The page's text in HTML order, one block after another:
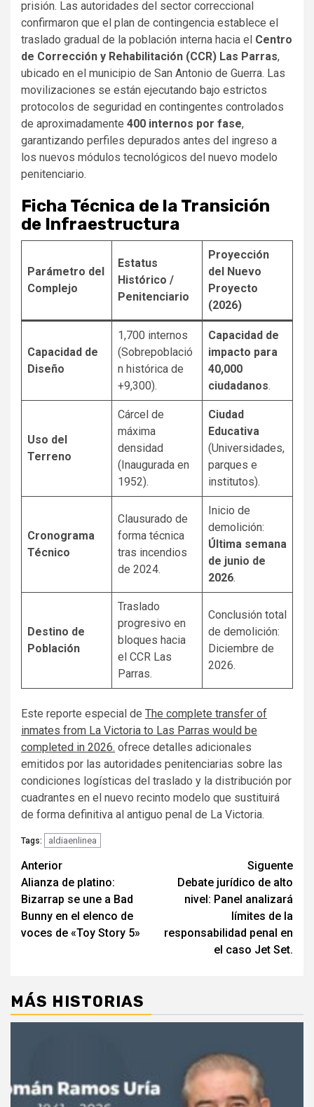
prisión. Las autoridades del sector correccional
confirmaron que el plan de contingencia establece el
traslado gradual de la población interna hacia el Centro
de Corrección y Rehabilitación (CCR) Las Parras,
ubicado en el municipio de San Antonio de Guerra. Las
movilizaciones se están ejecutando bajo estrictos
protocolos de seguridad en contingentes controlados
de aproximadamente 400 internos por fase,
garantizando perfiles depurados antes del ingreso a
los nuevos módulos tecnológicos del nuevo modelo
penitenciario.
Ficha Técnica de la Transición
de Infraestructura
Parámetro del
Complejo
Estatus
Histórico /
Penitenciario
Proyección
del Nuevo
Proyecto
(2026)
Capacidad de
Diseño
1,700 internos
(Sobrepoblació
n histórica de
+9,300).
Capacidad de
impacto para
40,000
ciudadanos.
Uso del
Terreno
Cárcel de
máxima
densidad
(Inaugurada en
1952).
Ciudad
Educativa
(Universidades,
parques e
institutos).
Cronograma
Técnico
Clausurado de
forma técnica
tras incendios
de 2024.
Inicio de
demolición:
Última semana
de junio de
2026.
Destino de
Población
Traslado
progresivo en
bloques hacia
el CCR Las
Parras.
Conclusión total
de demolición:
Diciembre de
2026.
Este reporte especial de The complete transfer of
inmates from La Victoria to Las Parras would be
completed in 2026. ofrece detalles adicionales
emitidos por las autoridades penitenciarias sobre las
condiciones logísticas del traslado y la distribución por
cuadrantes en el nuevo recinto modelo que sustituirá
de forma definitiva al antiguo penal de La Victoria.
Tags: aldiaenlinea
Navegación
de
entradas
Anterior
Alianza de platino:
Bizarrap se une a Bad
Bunny en el elenco de
voces de «Toy Story 5»
Siguente
Debate jurídico de alto
nivel: Panel analizará
límites de la
responsabilidad penal en
el caso Jet Set.
MÁS HISTORIAS